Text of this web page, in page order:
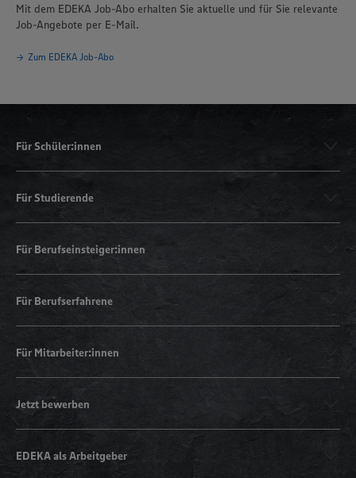
Mit dem EDEKA Job-Abo erhalten Sie aktuelle und für Sie relevante
Job-Angebote per E-Mail.
Zum EDEKA Job-Abo
Für Schüler:innen
Für Studierende
Für Berufseinsteiger:innen
Für Berufserfahrene
Für Mitarbeiter:innen
Jetzt bewerben
EDEKA als Arbeitgeber